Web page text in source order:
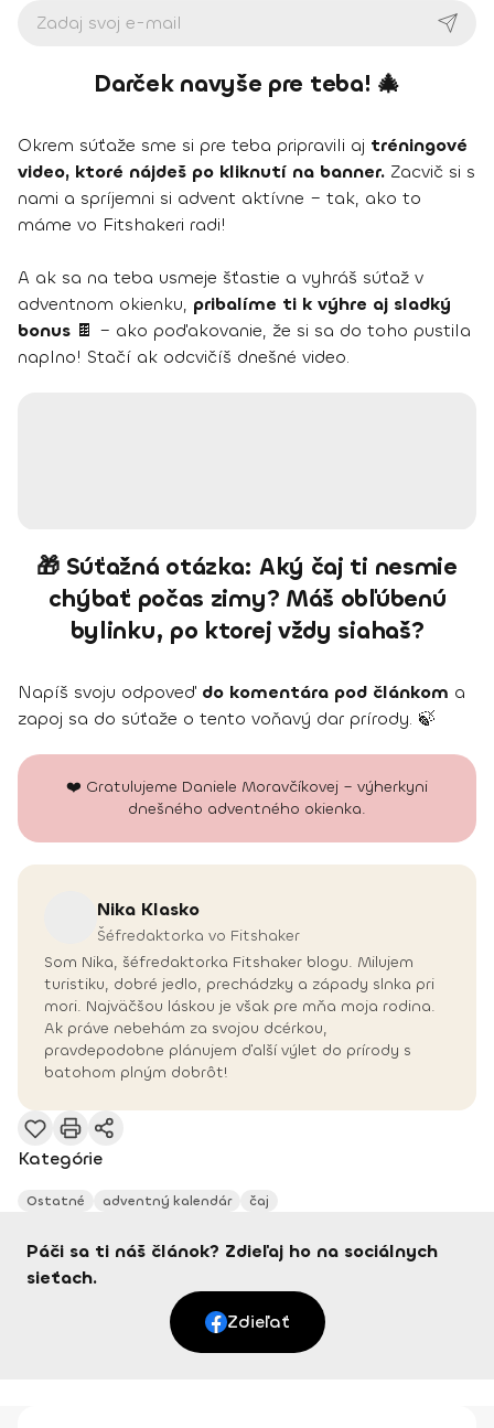
Darček navyše pre teba! 🎄
Okrem súťaže sme si pre teba pripravili aj tréningové
video, ktoré nájdeš po kliknutí na banner. Zacvič si s
nami a spríjemni si advent aktívne – tak, ako to
máme vo Fitshakeri radi!
A ak sa na teba usmeje šťastie a vyhráš súťaž v
adventnom okienku, pribalíme ti k výhre aj sladký
bonus 🍫 – ako poďakovanie, že si sa do toho pustila
naplno! Stačí ak odcvičíš dnešné video.
🎁 Súťažná otázka: Aký čaj ti nesmie
chýbať počas zimy? Máš obľúbenú
bylinku, po ktorej vždy siahaš?
Napíš svoju odpoveď do komentára pod článkom a
zapoj sa do súťaže o tento voňavý dar prírody. 🍃
❤️ Gratulujeme Daniele Moravčíkovej – výherkyni
dnešného adventného okienka.
Nika Klasko
Šéfredaktorka vo Fitshaker
Som Nika, šéfredaktorka Fitshaker blogu. Milujem
turistiku, dobré jedlo, prechádzky a západy slnka pri
mori. Najväčšou láskou je však pre mňa moja rodina.
Ak práve nebehám za svojou dcérkou,
pravdepodobne plánujem ďalší výlet do prírody s
batohom plným dobrôt!
Kategórie
Ostatné adventný kalendár čaj
Páči sa ti náš článok? Zdieľaj ho na sociálnych
sieťach.
Zdieľať